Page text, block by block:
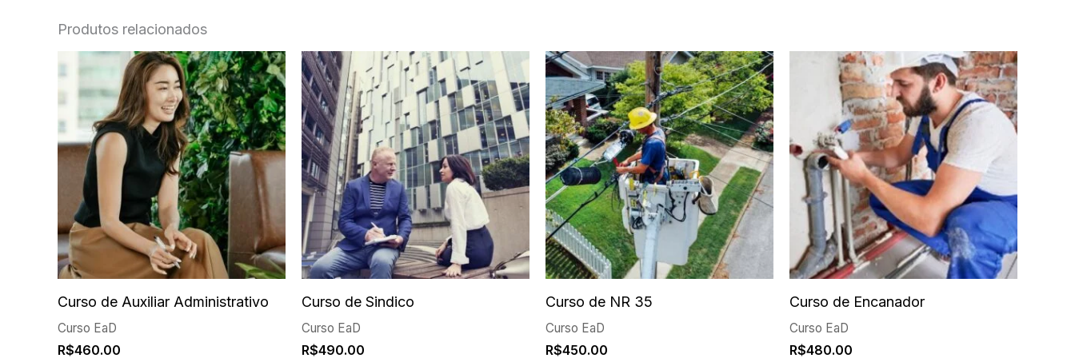
Produtos relacionados
Curso de Auxiliar Administrativo
Curso EaD
R$460.00
Curso de Sindico
Curso EaD
R$490.00
Curso de NR 35
Curso EaD
R$450.00
Curso de Encanador
Curso EaD
R$480.00